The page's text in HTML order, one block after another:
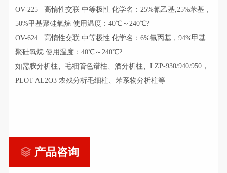
OV-225 高惰性交联 中等极性 化学名：25%氰乙基,25%苯基，
50%甲基聚硅氧烷 使用温度：40℃～240℃?
OV-624 高惰性交联 中等极性 化学名：6%氰丙基，94%甲基
聚硅氧烷 使用温度：40℃～240℃?
如需胺分析柱、毛细管色谱柱、酒分析柱、LZP-930/940/950，
PLOT AL2O3 农残分析毛细柱、苯系物分析柱等
产品咨询